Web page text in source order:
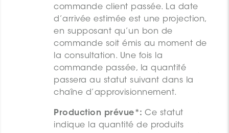
commande client passée. La date
d’arrivée estimée est une projection,
en supposant qu’un bon de
commande soit émis au moment de
la consultation. Une fois la
commande passée, la quantité
passera au statut suivant dans la
chaîne d’approvisionnement.
Production prévue*: Ce statut
indique la quantité de produits